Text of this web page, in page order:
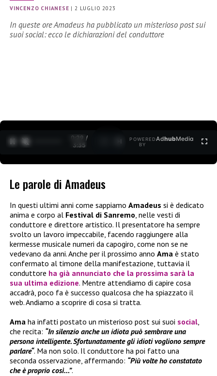
VINCENZO CHIANESE |2 LUGLIO 2023
In queste ore Amadeus ha pubblicato un misterioso post sui
suoi social: ecco le dichiarazioni del conduttore
0:30 /
3:35
POWERED
BY
AdhubMedia
Le parole di Amadeus
In questi ultimi anni come sappiamo Amadeus si è dedicato
anima e corpo al Festival di Sanremo, nelle vesti di
conduttore e direttore artistico. Il presentatore ha sempre
svolto un lavoro impeccabile, facendo raggiungere alla
kermesse musicale numeri da capogiro, come non se ne
vedevano da anni. Anche per il prossimo anno Ama è stato
confermato al timone della manifestazione, tuttavia il
conduttore ha già annunciato che la prossima sarà la
sua ultima edizione. Mentre attendiamo di capire cosa
accadrà, poco fa è successo qualcosa che ha spiazzato il
web. Andiamo a scoprire di cosa si tratta.
Ama ha infatti postato un misterioso post sui suoi social,
che recita: “In silenzio anche un idiota può sembrare una
persona intelligente. Sfortunatamente gli idioti vogliono sempre
parlare“. Ma non solo. Il conduttore ha poi fatto una
seconda osservazione, affermando: “Più volte ho constatato
che è proprio così…”.